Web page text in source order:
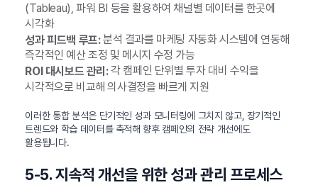
(Tableau), 파워 BI 등을 활용하여 채널별 데이터를 한곳에
시각화
성과 피드백 루프:분석 결과를 마케팅 자동화 시스템에 연동해
즉각적인 예산 조정 및 메시지 수정 가능
ROI 대시보드 관리:각 캠페인 단위별 투자 대비 수익을
시각적으로 비교해 의사결정을 빠르게 지원
이러한 통합 분석은 단기적인 성과 모니터링에 그치지 않고, 장기적인
트렌드와 학습 데이터를 축적해 향후 캠페인의 전략 개선에도
활용됩니다.
5-5. 지속적 개선을 위한 성과 관리 프로세스